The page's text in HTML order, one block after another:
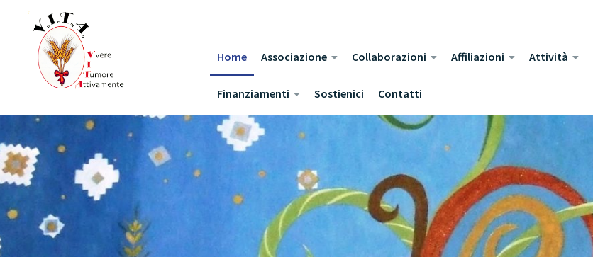
Salta al contenuto
Home Associazione Collaborazioni Affiliazioni Attività
Finanziamenti Sostienici Contatti